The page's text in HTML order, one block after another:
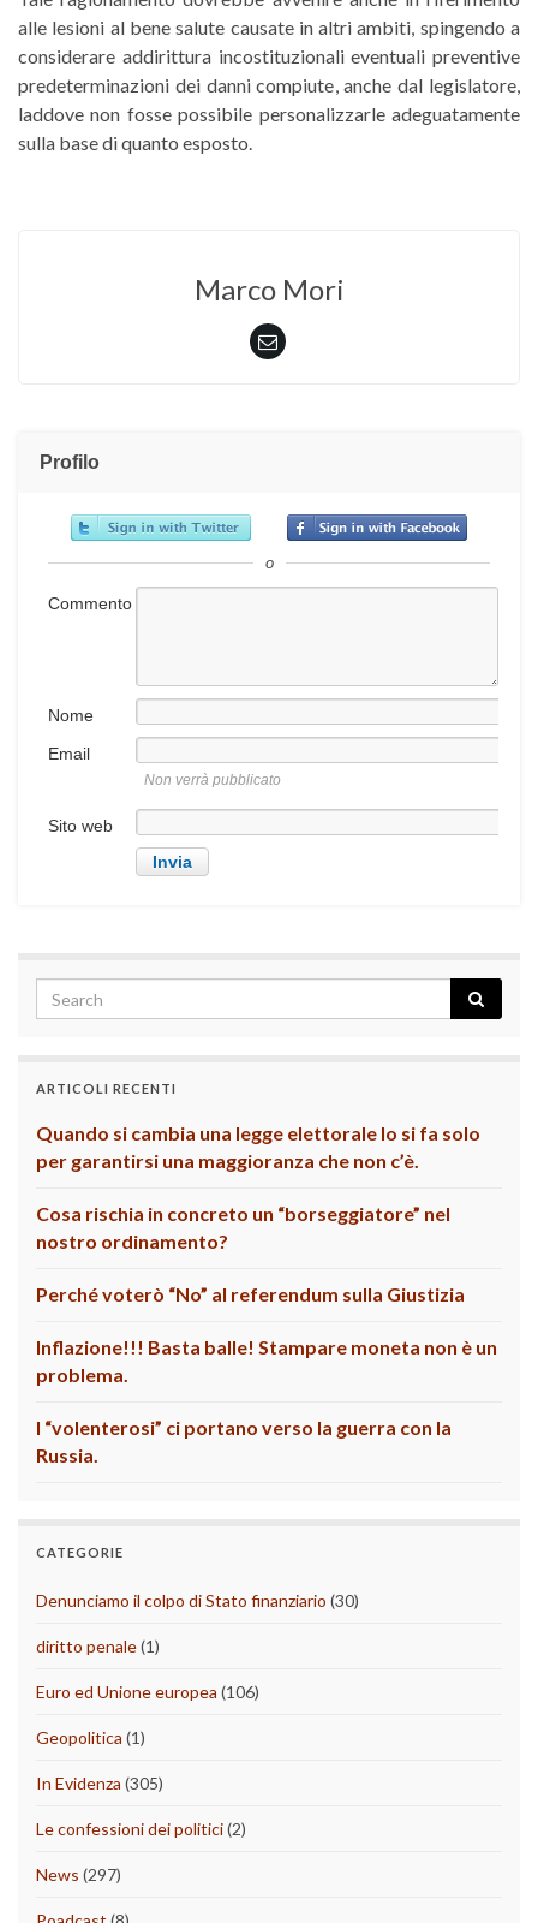
alle lesioni al bene salute causate in altri ambiti, spingendo a
considerare addirittura incostituzionali eventuali preventive
predeterminazioni dei danni compiute, anche dal legislatore,
laddove non fosse possibile personalizzarle adeguatamente
sulla base di quanto esposto.
Marco Mori
Profilo
o
Commento
Nome
Email
Non verrà pubblicato
Sito web
ARTICOLI RECENTI
Quando si cambia una legge elettorale lo si fa solo
per garantirsi una maggioranza che non c’è.
Cosa rischia in concreto un “borseggiatore” nel
nostro ordinamento?
Perché voterò “No” al referendum sulla Giustizia
Inflazione!!! Basta balle! Stampare moneta non è un
problema.
I “volenterosi” ci portano verso la guerra con la
Russia.
CATEGORIE
Denunciamo il colpo di Stato finanziario (30)
diritto penale(1)
Euro ed Unione europea (106)
Geopolitica (1)
In Evidenza (305)
Le confessioni dei politici(2)
News (297)